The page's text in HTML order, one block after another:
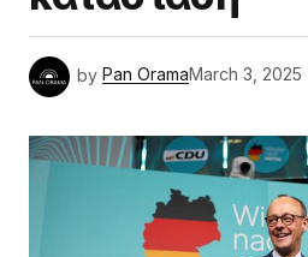
by Pan OramaMarch 3, 2025